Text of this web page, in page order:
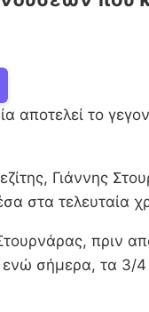
αποτελεί το
Γιάννης
στα
σήμερα, τα 3/